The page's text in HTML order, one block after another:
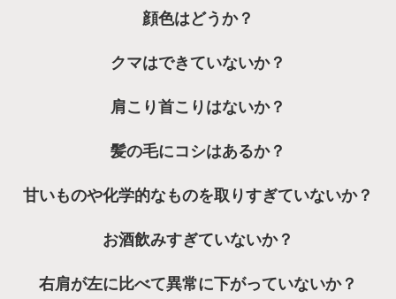
顔色はどうか？
クマはできていないか？
肩こり首こりはないか？
髪の毛にコシはあるか？
甘いものや化学的なものを取りすぎていないか？
お酒飲みすぎていないか？
右肩が左に比べて異常に下がっていないか？